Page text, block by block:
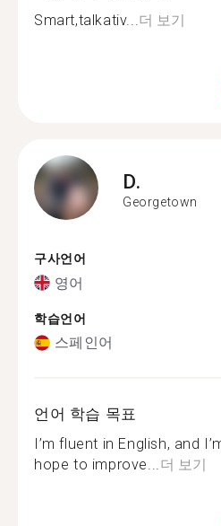
Smart,talkativ...더 보기
D.
Georgetown
구사언어
영어
학습언어
스페인어
언어 학습 목표
I’m fluent in English, and
hope to improve...더 보기